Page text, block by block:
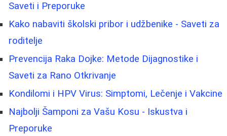
Saveti i Preporuke
Kako nabaviti školski pribor i udžbenike - Saveti za
roditelje
Prevencija Raka Dojke: Metode Dijagnostike i
Saveti za Rano Otkrivanje
Kondilomi i HPV Virus: Simptomi, Lečenje i Vakcine
Najbolji Šamponi za Vašu Kosu - Iskustva i
Preporuke